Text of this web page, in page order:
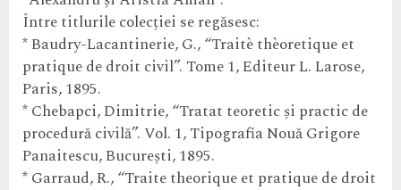
Între titlurile colecției se regăsesc:
* Baudry-Lacantinerie, G., “Traitè thèoretique et
pratique de droit civil”. Tome 1, Editeur L. Larose,
Paris, 1895.
* Chebapci, Dimitrie, “Tratat teoretic și practic de
procedură civilă”. Vol. 1, Tipografia Nouă Grigore
Panaitescu, București, 1895.
* Garraud, R., “Traite theorique et pratique de droit